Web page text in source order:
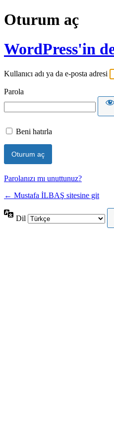
Oturum aç
WordPress'in
Kullanıcı adı ya da e-posta adresi
Parola
Beni hatırla
Parolanızı mı unuttunuz?
← Mustafa İLBAŞ sitesine git
Dil